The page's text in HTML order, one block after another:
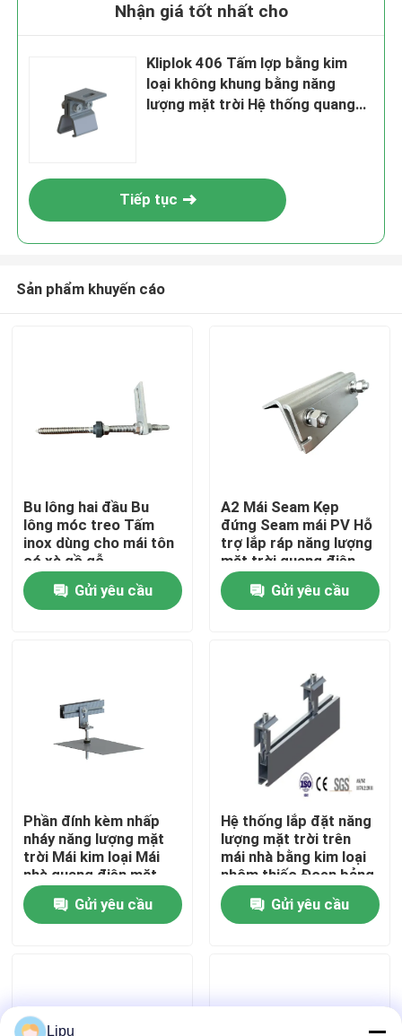
Trang chủ
Các sản phẩm
Về chúng tôi
Kiểm soát chất lượng
Liên hệ chúng tôi
Hệ thống lắp đặt PV năng lượng mặt trời
Nhận giá tốt nhất cho
Kliplok 406 Tấm lợp bằng kim
loại không khung bằng năng
lượng mặt trời Hệ thống quang
Tiếp tục
Sản phẩm khuyến cáo
Bu lông hai đầu Bu
lông móc treo Tấm
inox dùng cho mái tôn
có xà gồ gỗ
Gửi yêu cầu
A2 Mái Seam Kẹp
đứng Seam mái PV Hỗ
trợ lắp ráp năng lượng
mặt trời quang điện
Gửi yêu cầu
Phần đính kèm nhấp
nháy năng lượng mặt
trời Mái kim loại Mái
nhà quang điện mặt
trời
Gửi yêu cầu
Hệ thống lắp đặt năng
lượng mặt trời trên
mái nhà bằng kim loại
nhôm thiếc Đoạn bảng
88M / S
Gửi yêu cầu
Lipu